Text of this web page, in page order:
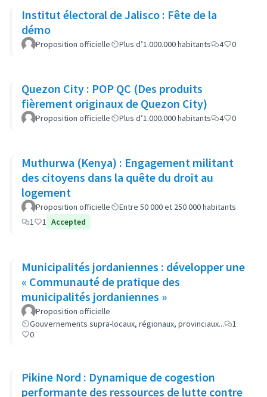
Institut électoral de Jalisco : Fête de la
démo
Proposition officielle Plus d’1.000.000 habitants 4 0
Quezon City : POP QC (Des produits
fièrement originaux de Quezon City)
Proposition officielle Plus d’1.000.000 habitants 4 0
Muthurwa (Kenya) : Engagement militant
des citoyens dans la quête du droit au
logement
Proposition officielle
Entre 50 000 et 250 000 habitants
1
1 Accepted
Municipalités jordaniennes : développer une
« Communauté de pratique des
municipalités jordaniennes »
Proposition officielle
Gouvernements supra-locaux, régionaux, provinciaux...
1
0
Pikine Nord : Dynamique de cogestion
performante des ressources de lutte contre